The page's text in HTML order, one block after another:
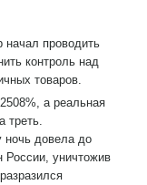
начал проводить
контроль над
товаров.
а реальная
треть.
ночь довела до
России, уничтожив